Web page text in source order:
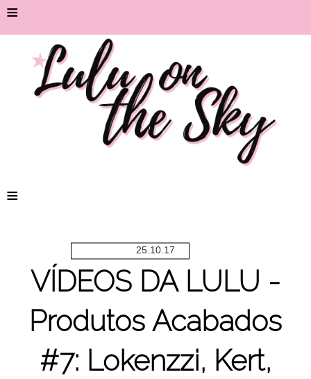
≡
≡
25.10.17
VÍDEOS DA LULU -
Produtos Acabados
#7: Lokenzzi, Kert,